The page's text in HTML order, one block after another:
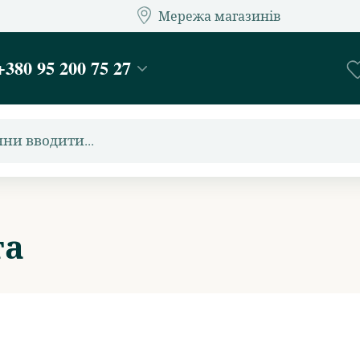
Мережа магазинівМережа
магазин подарунків та декору - Kaktus
95 200 75 27